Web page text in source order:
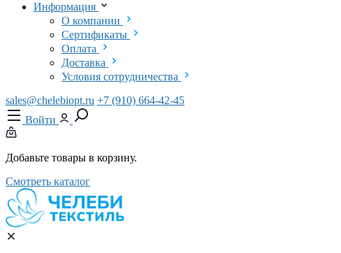
Информация
О компании
Сертификаты
Оплата
Доставка
Условия сотрудничества
sales@chelebiopt.ru +7 (910) 664-42-45
Войти
Добавьте товары в корзину.
Смотреть каталог